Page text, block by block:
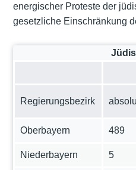
energischer Proteste der
gesetzliche Einschränkung
Regierungsbezirk
Oberbayern 489
Niederbayern 5